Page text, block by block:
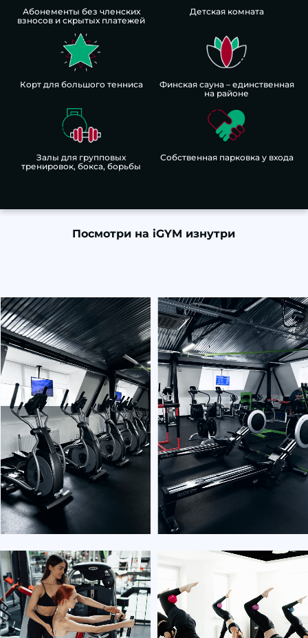
Залы для групповых
тренировок, бокса, борьбы
Финская сауна – единственная
на районе
Корт для большого тенниса
Детская комната
Собственная парковка у входа
Абонементы без членских
взносов и скрытых платежей
Посмотри на iGYM изнутри